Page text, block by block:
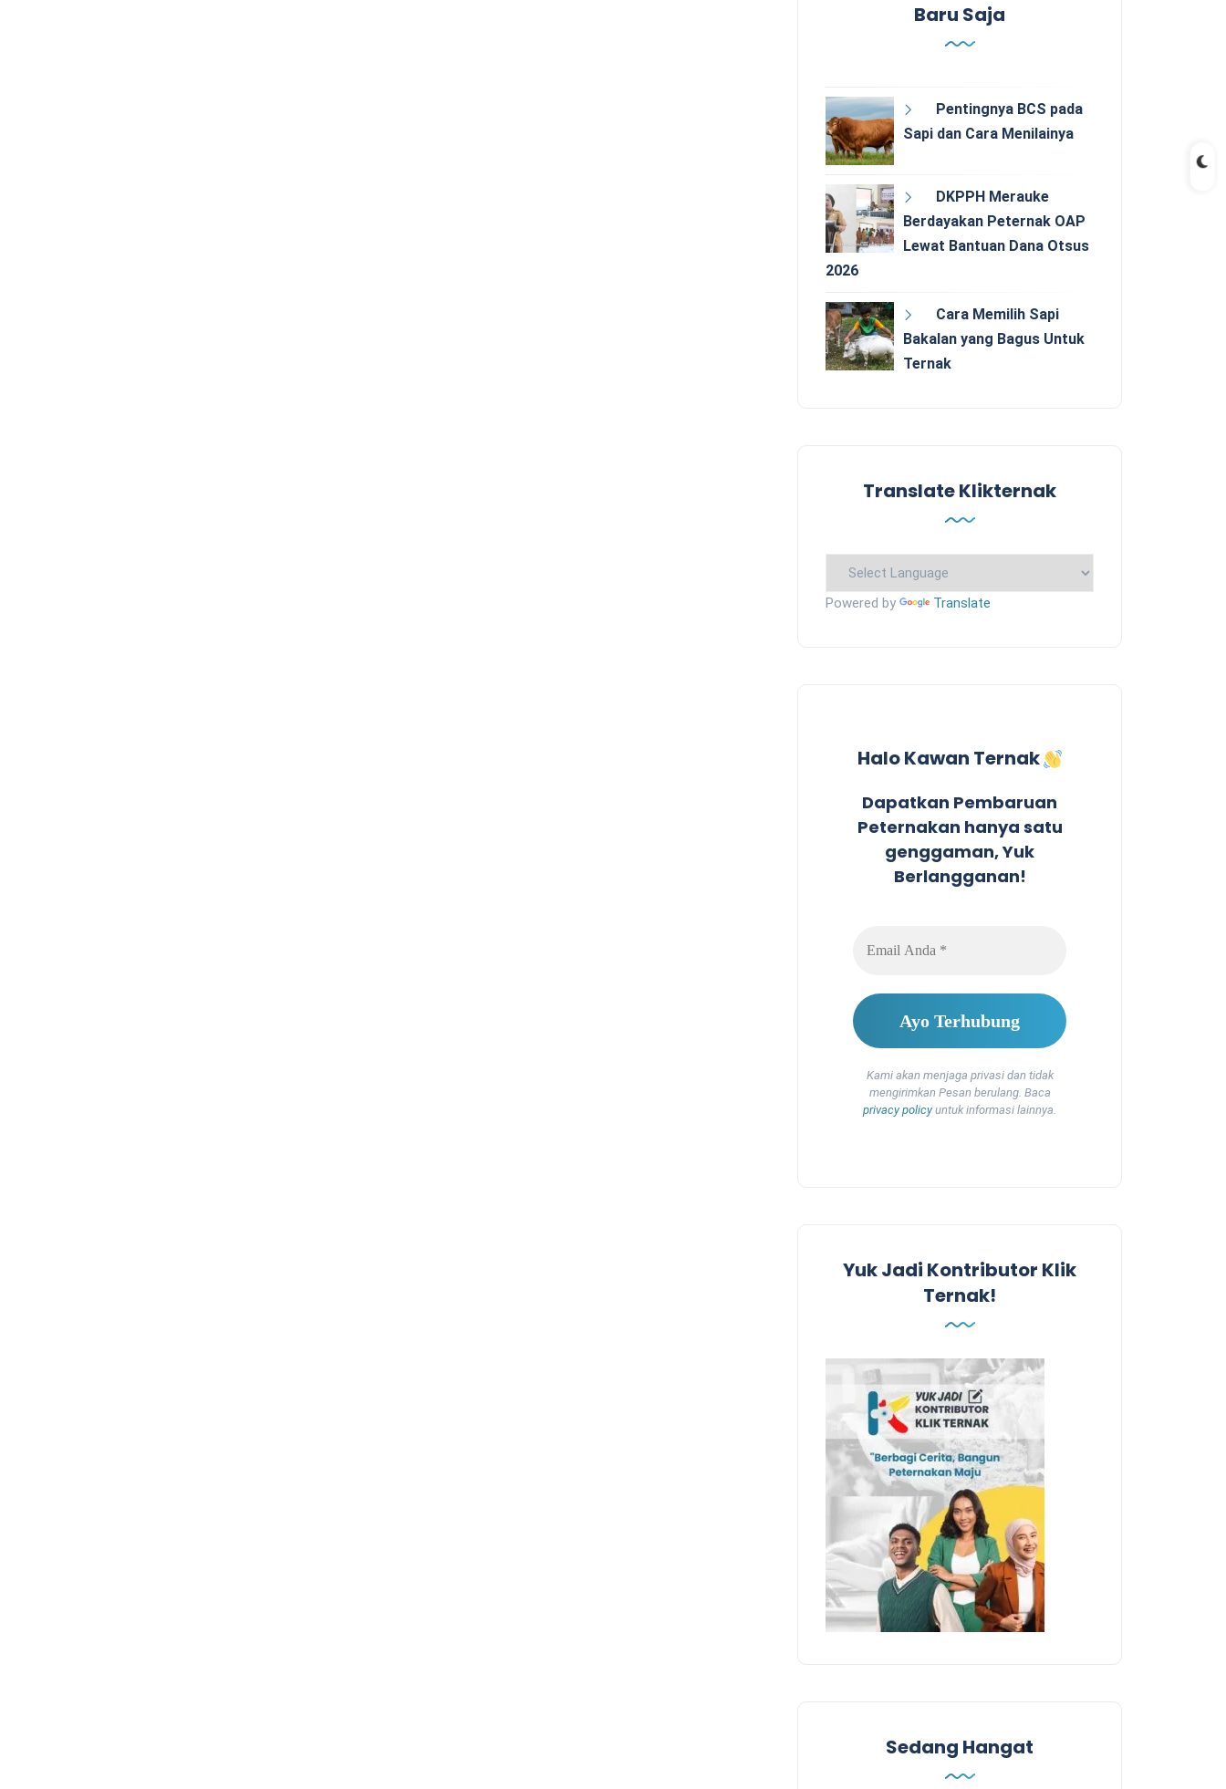
Baru Saja
Pentingnya BCS pada
Sapi dan Cara Menilainya
DKPPH Merauke
Berdayakan Peternak OAP
Lewat Bantuan Dana Otsus
2026
Cara Memilih Sapi
Bakalan yang Bagus Untuk
Ternak
Translate Klikternak
Powered by Translate
Halo Kawan Ternak
Dapatkan Pembaruan
Peternakan hanya satu
genggaman, Yuk
Berlangganan!
Kami akan menjaga privasi dan tidak
mengirimkan Pesan berulang. Baca
privacy policyuntuk informasi lainnya.
Yuk Jadi Kontributor Klik
Ternak!
Sedang Hangat